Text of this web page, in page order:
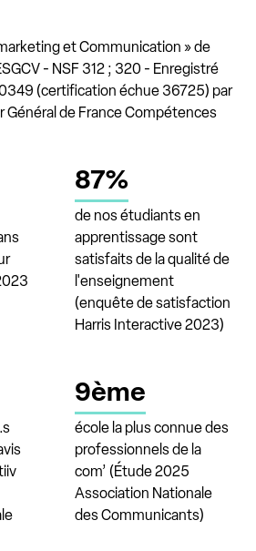
et Communication » de
- NSF 312 ; 320 - Enregistré
(certification échue 36725) par
Général de France Compétences
87%
de nos étudiants en
apprentissage sont
satisfaits de la qualité de
l'enseignement
(enquête de satisfaction
Harris Interactive 2023)
9ème
école la plus connue des
professionnels de la
com’ (Étude 2025
Association Nationale
des Communicants)